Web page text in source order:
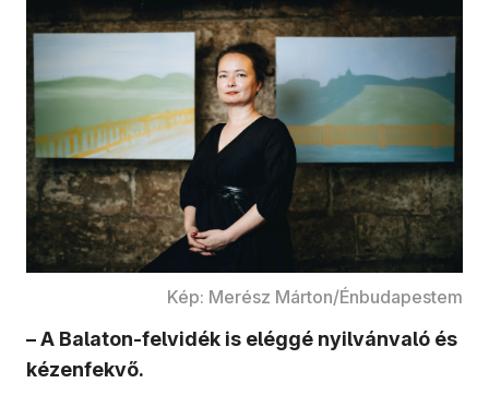
Kép: Merész Márton/Énbudapestem
– A Balaton-felvidék is eléggé nyilvánvaló és
kézenfekvő.